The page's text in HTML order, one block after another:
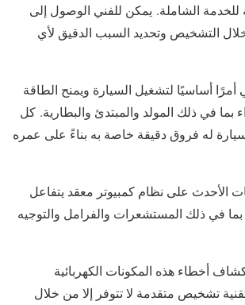
الشاملة. يمكن للفني الوصول إلى
التشخيص وتحديد السبب الدقيق لأي
أمرًا أساسيًا لتشغيل السيارة ويمنح الطاقة
بما في ذلك المولد والمبتدئ والبطارية. كل
له فروق دقيقة خاصة به بناءً على عمره
الأحدث على نظام كمبيوتر معقد يتفاعل
في ذلك المستشعرات والفرامل والتوجيه
أخطاء هذه المكونات الكهربائية
تشخيص متقدمة لا تتوفر إلا من خلال